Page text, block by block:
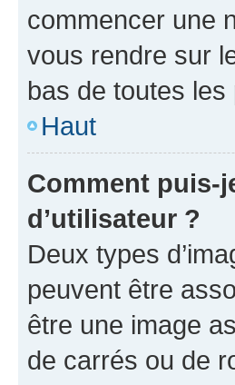
commencer une
vous rendre sur
bas de toutes
Haut
Comment puis-
d’utilisateur ?
Deux types
peuvent être
être une image
de carrés ou de